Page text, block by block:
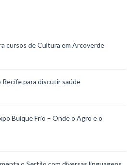
cursos de Cultura em Arcoverde
Recife para discutir saúde
Buíque Frio – Onde o Agro e o